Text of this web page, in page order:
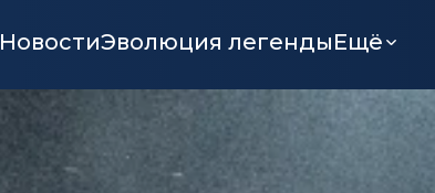
НовостиЭволюция легендыЕщё